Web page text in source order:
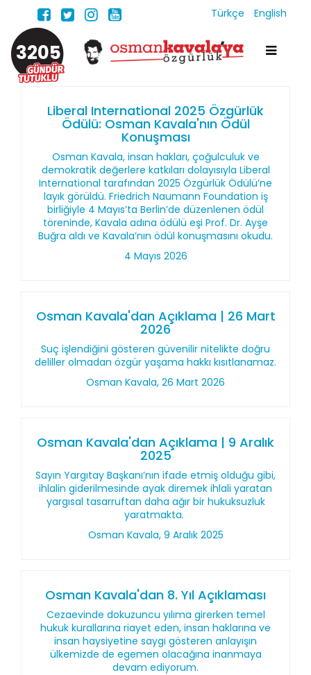
Türkçe English
3205
Liberal International 2025 Özgürlük
Ödülü: Osman Kavala'nın Ödül
Konuşması
Osman Kavala, insan hakları, çoğulculuk ve
demokratik değerlere katkıları dolayısıyla Liberal
International tarafından 2025 Özgürlük Ödülü’ne
layık görüldü. Friedrich Naumann Foundation iş
birliğiyle 4 Mayıs’ta Berlin’de düzenlenen ödül
töreninde, Kavala adına ödülü eşi Prof. Dr. Ayşe
Buğra aldı ve Kavala’nın ödül konuşmasını okudu.
4 Mayıs 2026
Osman Kavala'dan Açıklama | 26 Mart
2026
Suç işlendiğini gösteren güvenilir nitelikte doğru
deliller olmadan özgür yaşama hakkı kısıtlanamaz.
Osman Kavala, 26 Mart 2026
Osman Kavala'dan Açıklama | 9 Aralık
2025
Sayın Yargıtay Başkanı’nın ifade etmiş olduğu gibi,
ihlalin giderilmesinde ayak diremek ihlali yaratan
yargısal tasarruftan daha ağır bir hukuksuzluk
yaratmakta.
Osman Kavala, 9 Aralık 2025
Osman Kavala'dan 8. Yıl Açıklaması
Cezaevinde dokuzuncu yılıma girerken temel
hukuk kurallarına riayet eden, insan haklarına ve
insan haysiyetine saygı gösteren anlayışın
ülkemizde de egemen olacağına inanmaya
devam ediyorum.